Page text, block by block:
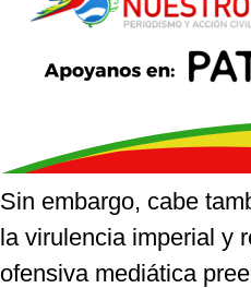
Sin embargo, cabe
la virulencia imperial y
ofensiva mediática